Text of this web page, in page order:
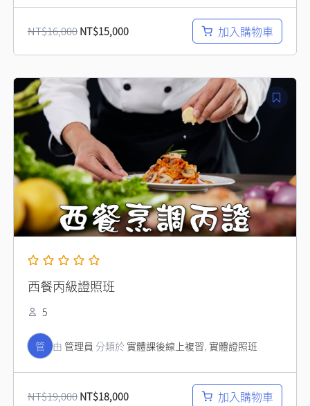
NT$16,000NT$15,000 加入購物車
西餐丙級證照班
5
管 由 管理員 分類於實體課後線上複習, 實體證照班
NT$19,000
原
始
格：
NT$19,000。
NT$18,000
目
前
價
NT$18,000。
加入購物車